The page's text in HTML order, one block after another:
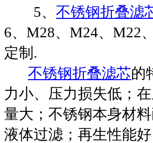
5、 不锈钢折叠滤
6、 M28、 M24、 M22、
定制 .
不锈钢折叠滤芯的
力小、压力损失低；
量大；不锈钢本身材
液体过滤；再生性能